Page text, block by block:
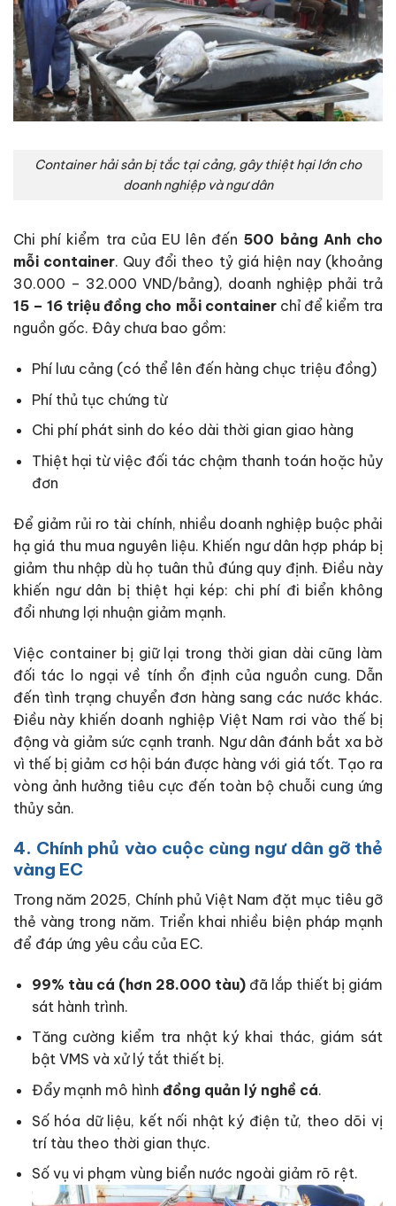
Container hải sản bị tắc tại cảng, gây thiệt hại lớn cho
doanh nghiệp và ngư dân
Chi phí kiểm tra của EU lên đến 500 bảng Anh cho
mỗi container. Quy đổi theo tỷ giá hiện nay (khoảng
30.000 – 32.000 VND/bảng), doanh nghiệp phải trả
15 – 16 triệu đồng cho mỗi containerchỉ để kiểm tra
nguồn gốc. Đây chưa bao gồm:
Phí lưu cảng (có thể lên đến hàng chục triệu đồng)
Phí thủ tục chứng từ
Chi phí phát sinh do kéo dài thời gian giao hàng
Thiệt hại từ việc đối tác chậm thanh toán hoặc hủy
đơn
Để giảm rủi ro tài chính, nhiều doanh nghiệp buộc phải
hạ giá thu mua nguyên liệu. Khiến ngư dân hợp pháp bị
giảm thu nhập dù họ tuân thủ đúng quy định. Điều này
khiến ngư dân bị thiệt hại kép: chi phí đi biển không
đổi nhưng lợi nhuận giảm mạnh.
Việc container bị giữ lại trong thời gian dài cũng làm
đối tác lo ngại về tính ổn định của nguồn cung. Dẫn
đến tình trạng chuyển đơn hàng sang các nước khác.
Điều này khiến doanh nghiệp Việt Nam rơi vào thế bị
động và giảm sức cạnh tranh. Ngư dân đánh bắt xa bờ
vì thế bị giảm cơ hội bán được hàng với giá tốt. Tạo ra
vòng ảnh hưởng tiêu cực đến toàn bộ chuỗi cung ứng
thủy sản.
4. Chính phủ vào cuộc cùng ngư dân gỡ thẻ
vàng EC
Trong năm 2025, Chính phủ Việt Nam đặt mục tiêu gỡ
thẻ vàng trong năm. Triển khai nhiều biện pháp mạnh
để đáp ứng yêu cầu của EC.
99% tàu cá (hơn 28.000 tàu)đã lắp thiết bị giám
sát hành trình.
Tăng cường kiểm tra nhật ký khai thác, giám sát
bật VMS và xử lý tắt thiết bị.
Đẩy mạnh mô hình đồng quản lý nghề cá.
Số hóa dữ liệu, kết nối nhật ký điện tử, theo dõi vị
trí tàu theo thời gian thực.
Số vụ vi phạm vùng biển nước ngoài giảm rõ rệt.